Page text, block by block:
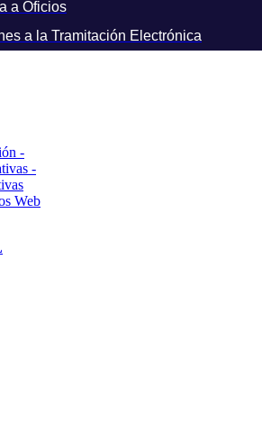
a Oficios
a la Tramitación Electrónica
-
-
Web